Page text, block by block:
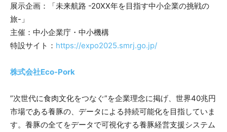
展示企画：「未来航路 -20XX年を目指す中小企業の挑戦の
旅-」
主催：中小企業庁・中小機構
特設サイト： https://expo2025.smrj.go.jp/
株式会社Eco-Pork
”次世代に食肉文化をつなぐ”を企業理念に掲げ、世界40兆円
市場である養豚の、データによる持続可能化を目指していま
す。養豚の全てをデータで可視化する養豚経営支援システム